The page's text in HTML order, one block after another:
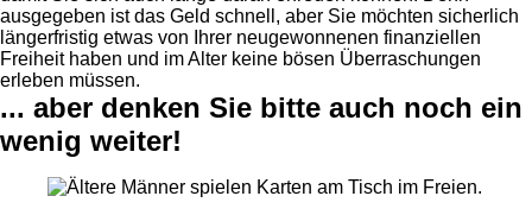
ausgegeben ist das Geld schnell, aber Sie möchten sicherlich
längerfristig etwas von Ihrer neugewonnenen finanziellen
Freiheit haben und im Alter keine bösen Überraschungen
erleben müssen.
... aber denken Sie bitte auch noch ein
wenig weiter!